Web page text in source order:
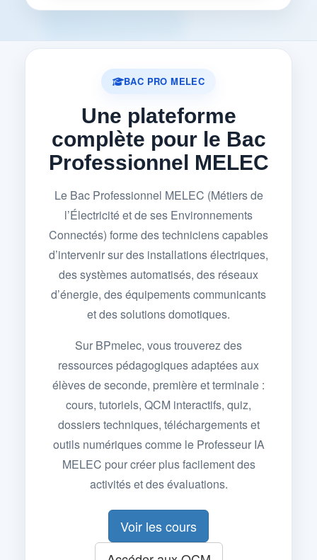
BAC PRO MELEC
Une plateforme
complète pour le Bac
Professionnel MELEC
Le Bac Professionnel MELEC (Métiers de
l’Électricité et de ses Environnements
Connectés) forme des techniciens capables
d’intervenir sur des installations électriques,
des systèmes automatisés, des réseaux
d’énergie, des équipements communicants
et des solutions domotiques.
Sur BPmelec, vous trouverez des
ressources pédagogiques adaptées aux
élèves de seconde, première et terminale :
cours, tutoriels, QCM interactifs, quiz,
dossiers techniques, téléchargements et
outils numériques comme le Professeur IA
MELEC pour créer plus facilement des
activités et des évaluations.
Voir les cours